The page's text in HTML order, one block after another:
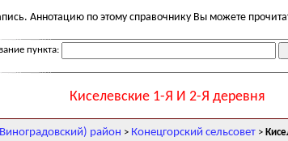
Аннотацию по этому справочнику Вы можете
пункта:
Киселевские 1-Я И 2-Я деревня
район > Конецгорский сельсовет >